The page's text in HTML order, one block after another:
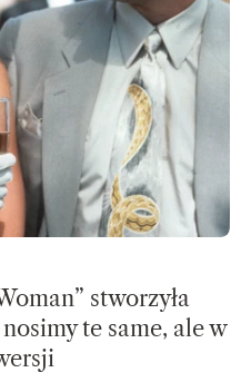
stworzyła
te same, ale w